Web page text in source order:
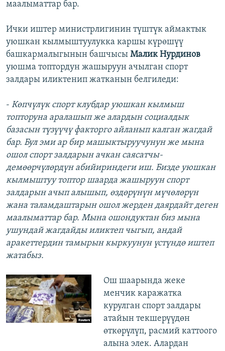
маалыматтар бар.
Ички иштер министрлигинин түштүк аймактык
уюшкан кылмыштуулукка каршы күрөшүү
башкармалыгынын башчысы Малик Нурдинов
уюшма топтордун жашыруун ачылган спорт
залдары иликтенип жатканын белгиледи:
- Көпчүлүк спорт клубдар уюшкан кылмыш
топторуна аралашып же алардын социалдык
базасын түзүүчү факторго айланып калган жагдай
бар. Бул эми ар бир машыктыруучунун же мына
ошол спорт залдарын ачкан саясатчы-
демөөрчүлөрдүн абийириндеги иш. Бизде уюшкан
кылмыштуу топтор шаарда жашыруун спорт
залдарын ачып алышып, өздөрүнүн мүчөлөрүн
жана таламдаштарын ошол жерден даярдайт деген
маалыматтар бар. Мына ошондуктан биз мына
ушундай жагдайды иликтеп чыгып, андай
аракеттердин тамырын кыркуунун үстүндө иштеп
жатабыз.
Ош шаарында жеке
менчик каражатка
курулган спорт залдары
атайын текшерүүдөн
өткөрүлүп, расмий каттоого
алына элек. Алардан